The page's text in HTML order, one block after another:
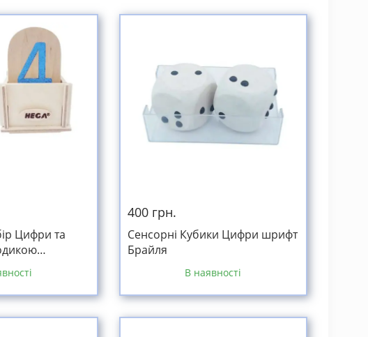
Цифри та
400 грн.
Сенсорні Кубики Цифри шрифт
Брайля
В наявності